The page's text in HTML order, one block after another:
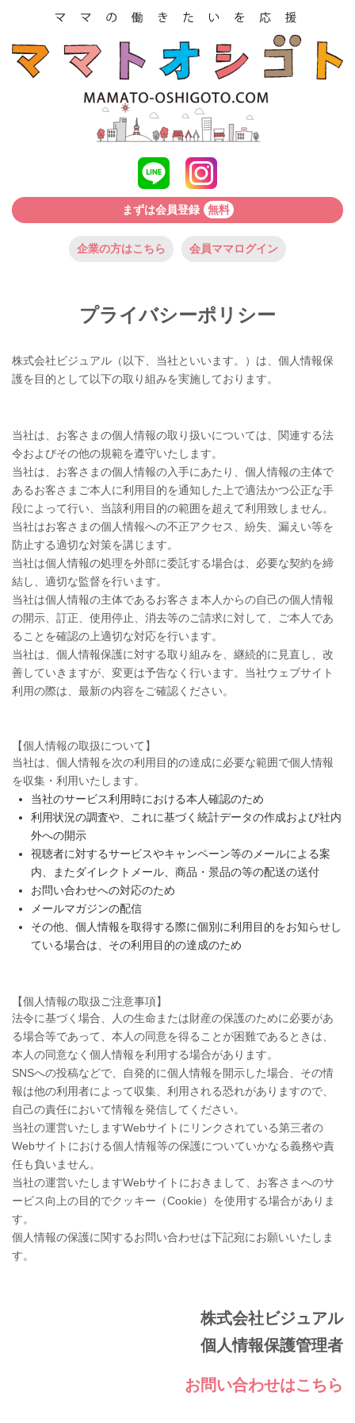
まずは会員登録 無料
企業の方はこちら 会員ママログイン
プライバシーポリシー
株式会社ビジュアル（以下、当社といいます。）は、個人情報保
護を目的として以下の取り組みを実施しております。
当社は、お客さまの個人情報の取り扱いについては、関連する法
令およびその他の規範を遵守いたします。
当社は、お客さまの個人情報の入手にあたり、個人情報の主体で
あるお客さまご本人に利用目的を通知した上で適法かつ公正な手
段によって行い、当該利用目的の範囲を超えて利用致しません。
当社はお客さまの個人情報への不正アクセス、紛失、漏えい等を
防止する適切な対策を講じます。
当社は個人情報の処理を外部に委託する場合は、必要な契約を締
結し、適切な監督を行います。
当社は個人情報の主体であるお客さま本人からの自己の個人情報
の開示、訂正、使用停止、消去等のご請求に対して、ご本人であ
ることを確認の上適切な対応を行います。
当社は、個人情報保護に対する取り組みを、継続的に見直し、改
善していきますが、変更は予告なく行います。当社ウェブサイト
利用の際は、最新の内容をご確認ください。
【個人情報の取扱について】
当社は、個人情報を次の利用目的の達成に必要な範囲で個人情報
を収集・利用いたします。
当社のサービス利用時における本人確認のため
利用状況の調査や、これに基づく統計データの作成および社内
外への開示
視聴者に対するサービスやキャンペーン等のメールによる案
内、またダイレクトメール、商品・景品の等の配送の送付
お問い合わせへの対応のため
メールマガジンの配信
その他、個人情報を取得する際に個別に利用目的をお知らせし
ている場合は、その利用目的の達成のため
【個人情報の取扱ご注意事項】
法令に基づく場合、人の生命または財産の保護のために必要があ
る場合等であって、本人の同意を得ることが困難であるときは、
本人の同意なく個人情報を利用する場合があります。
SNSへの投稿などで、自発的に個人情報を開示した場合、その情
報は他の利用者によって収集、利用される恐れがありますので、
自己の責任において情報を発信してください。
当社の運営いたしますWebサイトにリンクされている第三者の
Webサイトにおける個人情報等の保護についていかなる義務や責
任も負いません。
当社の運営いたしますWebサイトにおきまして、お客さまへのサ
ービス向上の目的でクッキー（Cookie）を使用する場合がありま
す。
個人情報の保護に関するお問い合わせは下記宛にお願いいたしま
す。
株式会社ビジュアル
個人情報保護管理者
お問い合わせはこちら